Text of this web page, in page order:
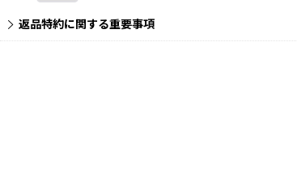
返品特約に関する重要事項